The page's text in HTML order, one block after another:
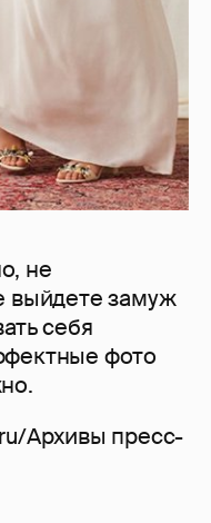
не
выйдете замуж
себя
фото
Архивы пресс-